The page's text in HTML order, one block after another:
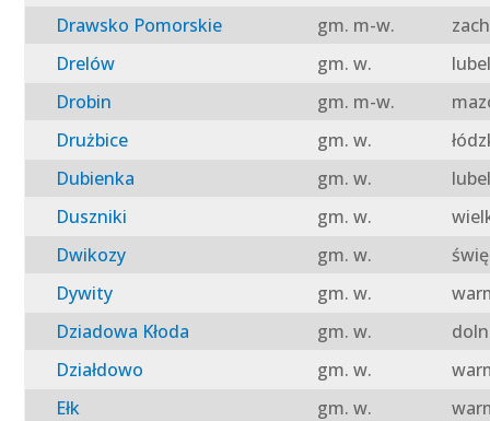
Drawsko Pomorskie
gm. m-w.
Drelów
gm. w.
Drobin
gm. m-w.
Drużbice
gm. w.
Dubienka
gm. w.
Duszniki
gm. w.
Dwikozy
gm. w.
Dywity
gm. w.
Dziadowa Kłoda
gm. w.
Działdowo
gm. w.
Ełk
gm. w.